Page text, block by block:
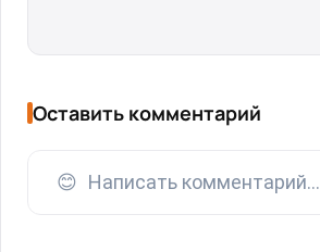
Оставить комментарий
😊 Написать комментарий...